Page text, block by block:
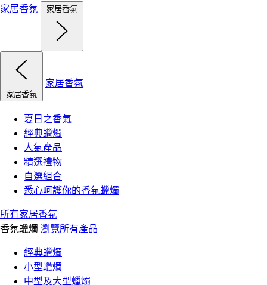
家居香氛
家居香氛
家居香氛
家居香氛
夏日之香氣
經典蠟燭
人氣產品
精選禮物
自選組合
悉心呵護你的香氛蠟燭
所有家居香氛
香氛蠟燭 瀏覽所有產品
經典蠟燭
小型蠟燭
中型及大型蠟燭